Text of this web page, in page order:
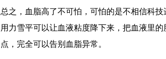
总之，血脂高了不可怕，可怕的是不相信科
用力雪平可以让血液粘度降下来，把血液里
点，完全可以告别血脂异常。